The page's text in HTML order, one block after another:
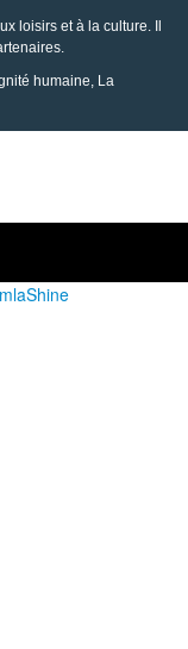
loisirs et à la culture. Il
humaine, La